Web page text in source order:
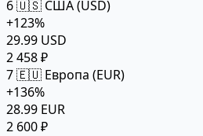
6🇺🇸 США (USD)
+123%
29.99 USD
2 458 ₽
7🇪🇺 Европа (EUR)
+136%
28.99 EUR
2 600 ₽